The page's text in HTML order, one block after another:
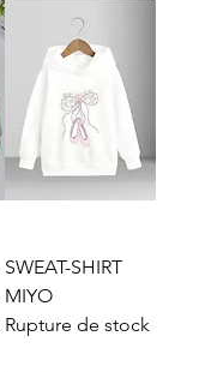
SWEAT-SHIRT
MIYO
Rupture de stock